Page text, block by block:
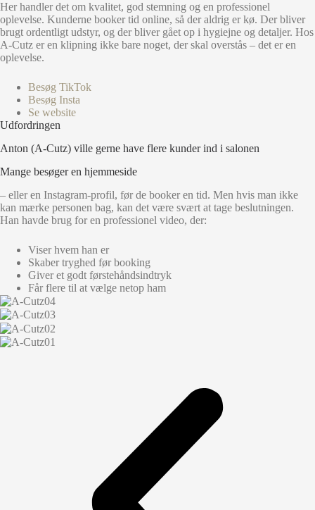
Her handler det om kvalitet, god stemning og en professionel
oplevelse. Kunderne booker tid online, så der aldrig er kø. Der bliver
brugt ordentligt udstyr, og der bliver gået op i hygiejne og detaljer. Hos
A-Cutz er en klipning ikke bare noget, der skal overstås – det er en
oplevelse.
Besøg TikTok
Besøg Insta
Se website
Udfordringen
Anton (A-Cutz) ville gerne have flere kunder ind i salonen
Mange besøger en hjemmeside
– eller en Instagram-profil, før de booker en tid. Men hvis man ikke
kan mærke personen bag, kan det være svært at tage beslutningen.
Han havde brug for en professionel video, der:
Viser hvem han er
Skaber tryghed før booking
Giver et godt førstehåndsindtryk
Får flere til at vælge netop ham